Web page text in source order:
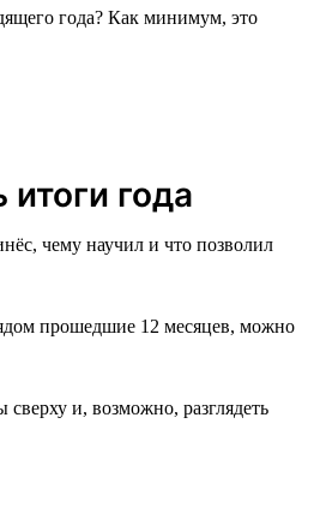
года? Как минимум, это
года
чему научил и что позволил
прошедшие 12 месяцев, можно
и, возможно, разглядеть